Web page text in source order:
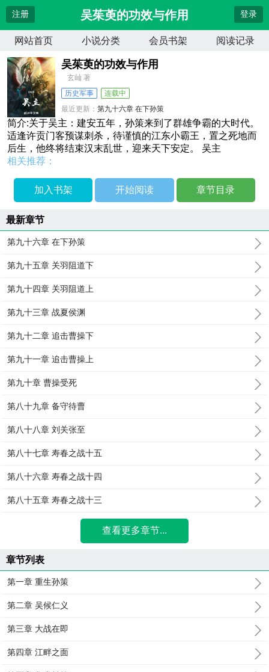
注册 吴茱萸的功效与作用 登录
网站首页 小说分类 会员书架 阅读记录
吴茱萸的功效与作用
玄屾 著
历史军事
连载中
最近更新：第九十六章 在下孙策
更新时间：2026-04-11 20:47:21
简介:关于吴主：建安五年，孙策来到了群雄争霸的大时代。
适逢许贡门客预谋刺杀，待谨慎的江东小霸王，置之死地而
后生，他终将结束汉末乱世，迎来天下安定。 吴主
相关推荐：
加入书架 开始阅读 章节目录
最新章节
第九十六章 在下孙策
第九十五章 关羽阻道下
第九十四章 关羽阻道上
第九十三章 战夏侯渊
第九十二章 追击曹操下
第九十一章 追击曹操上
第九十章 曹操受死
第八十九章 备守待曹
第八十八章 刘关张至
第八十七章 寿春之战十五
第八十六章 寿春之战十四
第八十五章 寿春之战十三
查看更多章节...
章节列表
第一章 重生孙策
第二章 吴候仁义
第三章 大战在即
第四章 江畔之面